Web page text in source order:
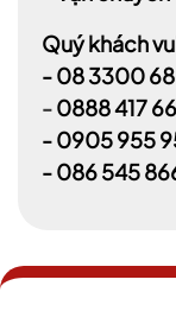
Quý khách
-08 3300
-0888 417
-0905 955
- 086 545